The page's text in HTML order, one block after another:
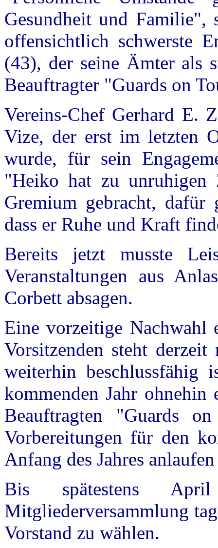
Gesundheit und Familie",
offensichtlich schwerste
(43), der seine Ämter als
Beauftragter "Guards on
Vereins-Chef Gerhard E.
Vize, der erst im letzten
wurde, für sein
"Heiko hat zu unruhigen
Gremium gebracht,
dass er Ruhe und Kraft
Bereits jetzt musste
Veranstaltungen aus
Corbett absagen.
Eine vorzeitige Nachwahl
Vorsitzenden steht
weiterhin beschlussfähig
kommenden Jahr ohnehin
Beauftragten "Guards
Vorbereitungen für den
Anfang des Jahres
Bis spätestens
Mitgliederversammlung
Vorstand zu wählen.